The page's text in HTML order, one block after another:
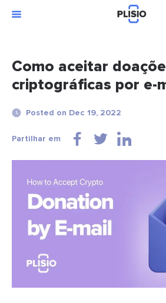
Como aceitar
criptográficas por e-
Posted on Dec 19, 2022
Partilhar em